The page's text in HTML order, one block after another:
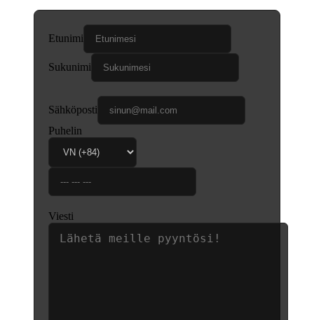
Etunimi
Sukunimi
Sähköposti
Puhelin
Viesti